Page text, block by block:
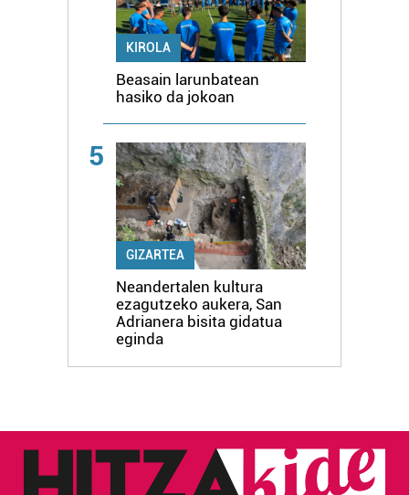
KIROLA
Beasain larunbatean
hasiko da jokoan
5
GIZARTEA
Neandertalen kultura
ezagutzeko aukera, San
Adrianera bisita gidatua
eginda